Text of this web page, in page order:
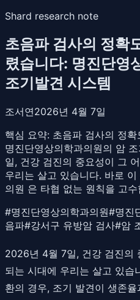
Shard research note
초음파 검사의 정확
렸습니다: 명진단영
조기발견 시스템
조서연2026년 4월 7일
핵심 요약: 초음파 검사의 정
명진단영상의학과의원의 암
일, 건강 검진의 중요성이 그
우리는 살고 있습니다. 바로
의원 은 타협 없는 원칙을 고수
#명진단영상의학과의원#명진
음파#강서구 유방암 검사#암
2026년 4월 7일, 건강 검진의
되는 시대에 우리는 살고 있습
환의 경우, 조기 발견이 생존